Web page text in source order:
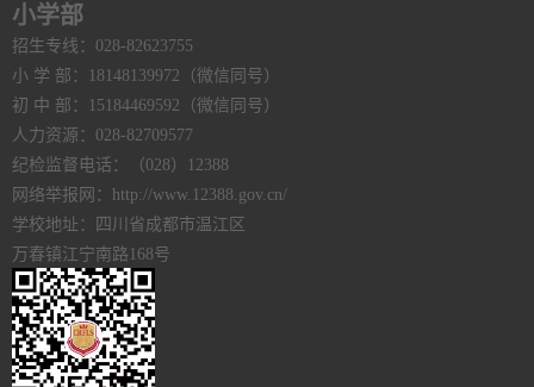
小学部
招生专线：028-82623755
小 学 部：18148139972（微信同号）
初 中 部：15184469592（微信同号）
人力资源：028-82709577
纪检监督电话：（028）12388
网络举报网：http://www.12388.gov.cn/
学校地址：四川省成都市温江区
万春镇江宁南路168号